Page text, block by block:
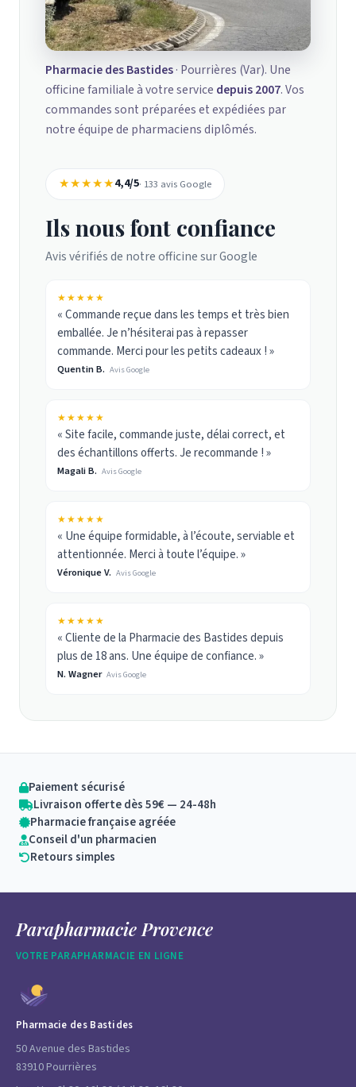
Pharmacie des Bastides· Pourrières (Var). Une
officine familiale à votre service depuis 2007. Vos
commandes sont préparées et expédiées par
notre équipe de pharmaciens diplômés.
★★★★★4,4/5· 133 avis Google
Ils nous font confiance
Avis vérifiés de notre officine sur Google
★★★★★
« Commande reçue dans les temps et très bien
emballée. Je n’hésiterai pas à repasser
commande. Merci pour les petits cadeaux ! »
Quentin B. Avis Google
★★★★★
« Site facile, commande juste, délai correct, et
des échantillons offerts. Je recommande ! »
Magali B. Avis Google
★★★★★
« Une équipe formidable, à l’écoute, serviable et
attentionnée. Merci à toute l’équipe. »
Véronique V. Avis Google
★★★★★
« Cliente de la Pharmacie des Bastides depuis
plus de 18 ans. Une équipe de confiance. »
N. Wagner Avis Google
Paiement sécurisé
Livraison offerte dès 59€ — 24-48h
Pharmacie française agréée
Conseil d'un pharmacien
Retours simples
Parapharmacie Provence
VOTRE PARAPHARMACIE EN LIGNE
Pharmacie des Bastides
50 Avenue des Bastides
83910 Pourrières